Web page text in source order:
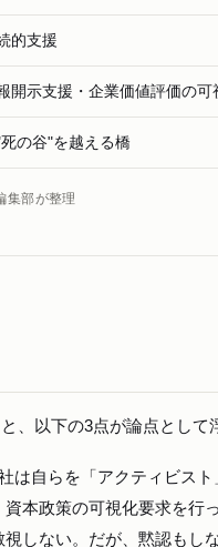
的支援
開示支援・企業価値評価の可
の谷"を越える橋
集部が整理
、以下の3点が論点として
は自らを「アクティビス
本政策の可視化要求を行
しない。だが、黙認もし